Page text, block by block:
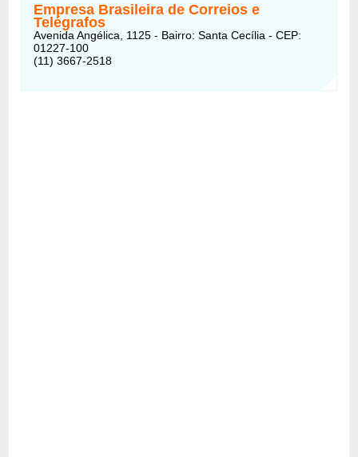
Empresa Brasileira de Correios e
Telégrafos
Avenida Angélica, 1125 - Bairro: Santa Cecília - CEP:
01227-100
(11) 3667-2518